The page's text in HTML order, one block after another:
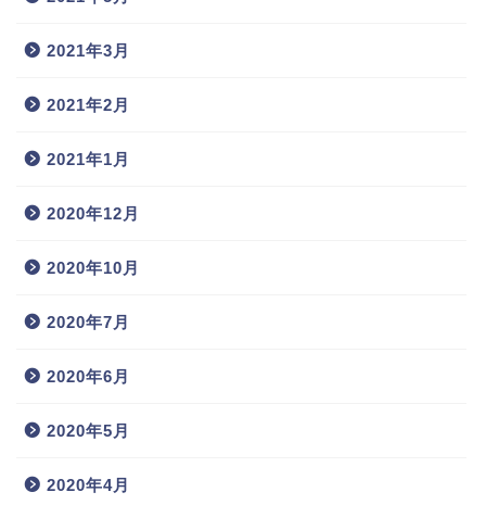
2021年3月
2021年2月
2021年1月
2020年12月
2020年10月
2020年7月
2020年6月
2020年5月
2020年4月